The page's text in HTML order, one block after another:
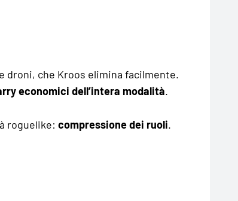
droni, che Kroos elimina facilmente.
economici dell’intera modalità.
roguelike: compressione dei ruoli.